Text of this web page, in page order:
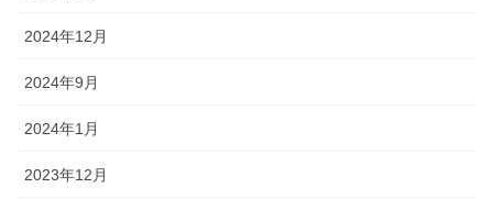
2024年12月
2024年9月
2024年1月
2023年12月